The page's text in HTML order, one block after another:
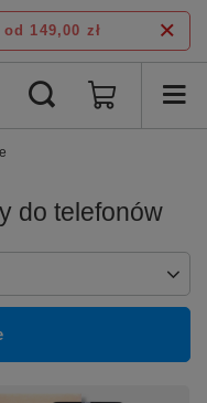
od 149,00 zł
do telefonów